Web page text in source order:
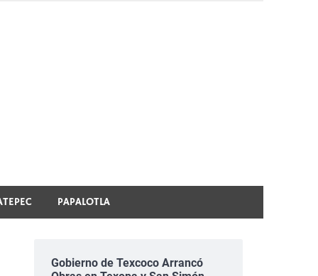
PAPALOTLA
Gobierno de Texcoco Arrancó